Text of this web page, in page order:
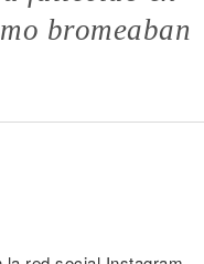
bromeaban